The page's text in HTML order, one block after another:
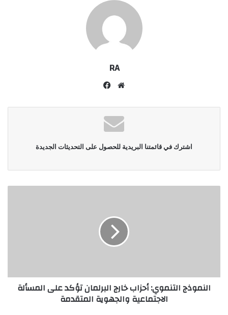
RA
موقع
اشترك في قائمتنا البريدية للحصول على التحديثات الجديدة
النموذج التنموي: أحزاب خارج البرلمان تؤكد على المسألة
الاجتماعية والجهوية المتقدمة